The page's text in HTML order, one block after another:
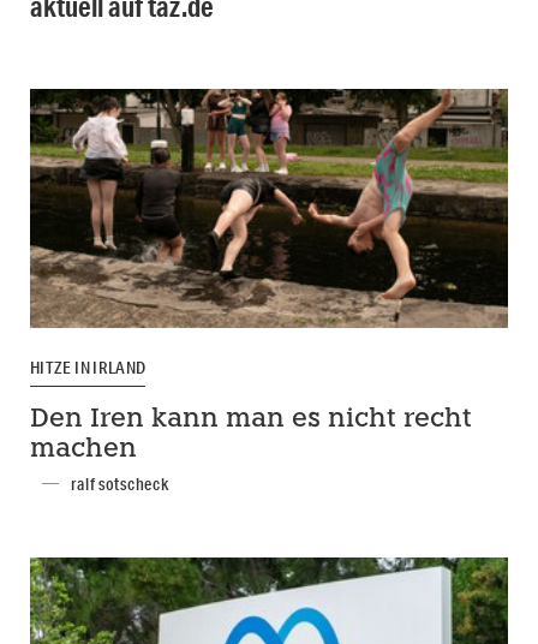
HITZE IN IRLAND
Den Iren kann man es nicht recht
machen
ralf sotscheck